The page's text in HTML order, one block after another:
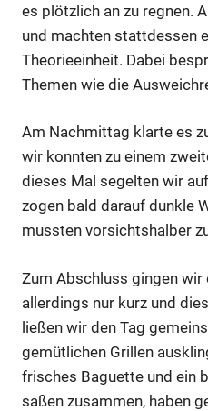
es plötzlich an zu regnen.
und machten stattdessen
Theorieeinheit. Dabei
Themen wie die
Am Nachmittag klarte es
wir konnten zu einem
dieses Mal segelten wir
zogen bald darauf dunkle
mussten vorsichtshalber
Zum Abschluss gingen
allerdings nur kurz und
ließen wir den Tag
gemütlichen Grillen
frisches Baguette und ein
saßen zusammen, haben